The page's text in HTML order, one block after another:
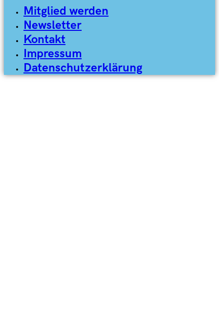
Mitglied werden
Newsletter
Kontakt
Impressum
Datenschutzerklärung